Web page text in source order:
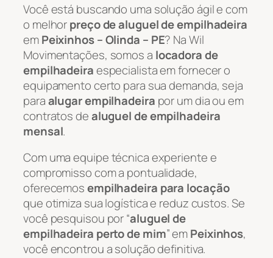
Você está buscando uma solução ágil e com
o melhorpreço de aluguel de empilhadeira
emPeixinhos – Olinda – PE? Na Wil
Movimentações, somos a locadora de
empilhadeiraespecialista em fornecer o
equipamento certo para sua demanda, seja
paraalugar empilhadeira por um dia ou em
contratos dealuguel de empilhadeira
mensal.
Com uma equipe técnica experiente e
compromisso com a pontualidade,
oferecemosempilhadeira para locação
que otimiza sua logística e reduz custos. Se
você pesquisou por “aluguel de
empilhadeira perto de mim” emPeixinhos,
você encontrou a solução definitiva.